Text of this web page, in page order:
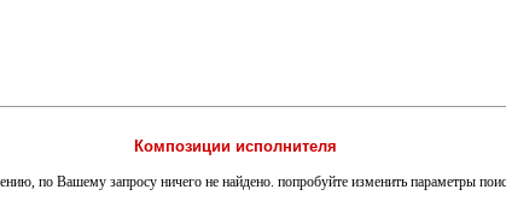
Композиции исполнителя
по Вашему запросу ничего не найдено. попробуйте изменить параметры